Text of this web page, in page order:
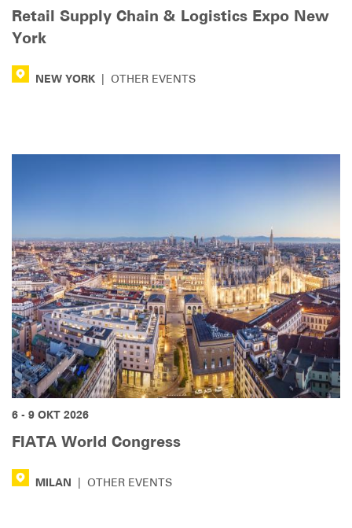
Retail Supply Chain & Logistics Expo New
York
NEW YORK OTHER EVENTS
6 - 9 ОКТ 2026
FIATA World Congress
MILAN | OTHER EVENTS